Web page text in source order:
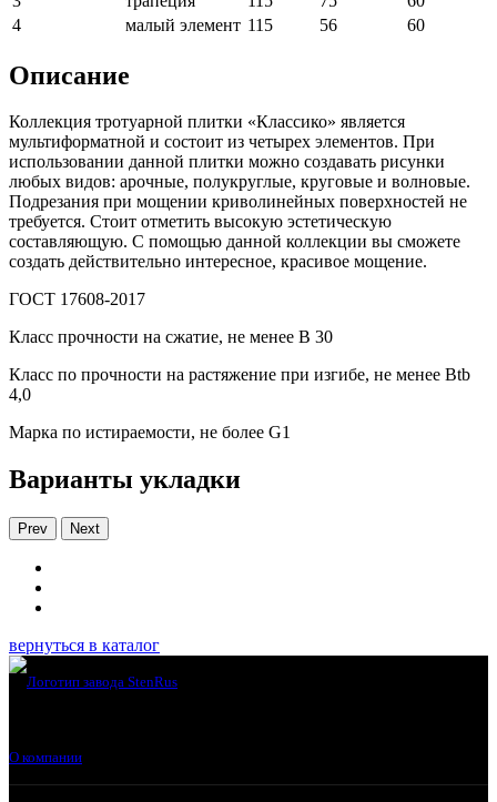
4
малый элемент 115 56 60
Описание
Коллекция тротуарной плитки «Классико» является
мультиформатной и состоит из четырех элементов. При
использовании данной плитки можно создавать рисунки
любых видов: арочные, полукруглые, круговые и волновые.
Подрезания при мощении криволинейных поверхностей не
требуется. Стоит отметить высокую эстетическую
составляющую. С помощью данной коллекции вы сможете
создать действительно интересное, красивое мощение.
ГОСТ 17608-2017
Класс прочности на сжатие, не менее В 30
Класс по прочности на растяжение при изгибе, не менее Вtb
4,0
Марка по истираемости, не более G1
Варианты укладки
Prev Next
вернуться в каталог
О компании